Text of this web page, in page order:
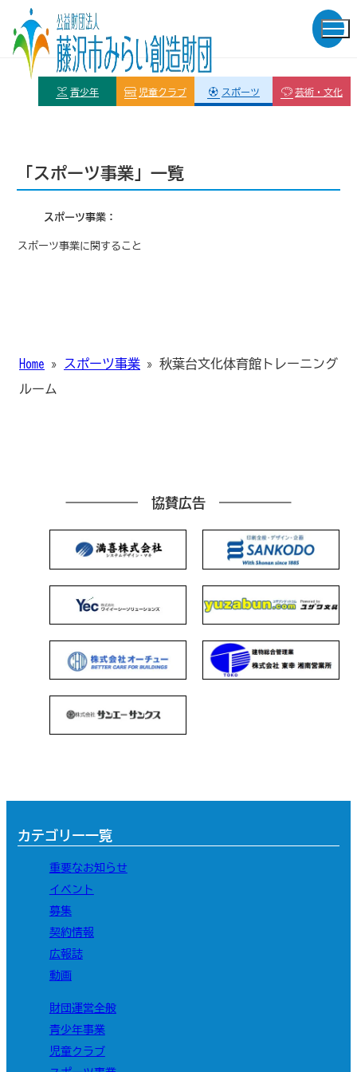
青少年 児童クラブ スポーツ 芸術・文化
「スポーツ事業」一覧
スポーツ事業
スポーツ事業に関すること
Home » スポーツ事業 » 秋葉台文化体育館トレーニング
ルーム
協賛広告
カテゴリー一覧
重要なお知らせ
イベント
募集
契約情報
広報誌
動画
財団運営全般
青少年事業
児童クラブ